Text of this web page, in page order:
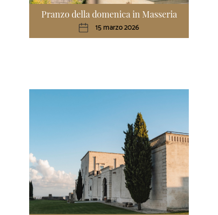
Pranzo della domenica in Masseria
15 marzo 2026